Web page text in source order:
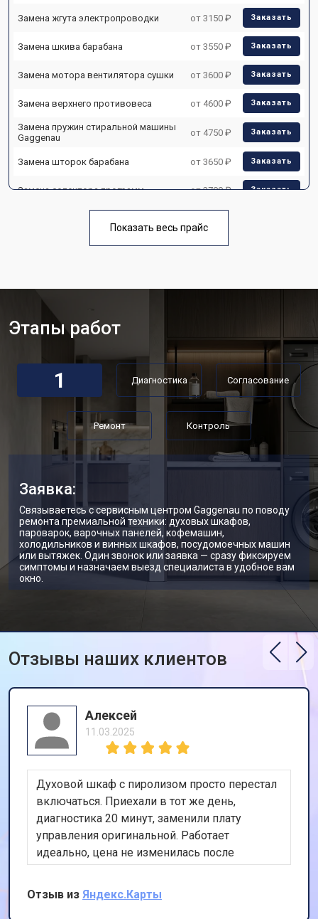
Замена жгута электропроводки от 3150 ₽ Заказать
Замена шкива барабана от 3550 ₽ Заказать
Замена мотора вентилятора сушки от 3600 ₽ Заказать
Замена верхнего противовеса от 4600 ₽ Заказать
Замена пружин стиральной машины
Gaggenau
от 4750 ₽ Заказать
Замена шторок барабана от 3650 ₽ Заказать
Замена селектора программ от 3700 ₽ Заказать
Замена опоры бака от 2800 ₽
Замена нижнего противовеса
Замена дозатора моющих средств
Ремонт или замена петли двери от 2000 ₽ Заказать
Ремонт или замена патрубка от 3250 ₽ Заказать
Ремонт платы управления
(восстановление)
от 2450 ₽
Корпусный ремонт (замена резинок,
креплений, кнопок)
от 1850 ₽ Заказать
Заказать
Gaggenau
от 3100 ₽ Заказать
Замена подшипников от 2800 ₽
Замена мотора стиральной машины
Gaggenau
от 3800 ₽ Заказать
Gaggenau
Замена блока управления от 3600 ₽ Заказать
Замена заливного шланга
Замена прессостата
Замена сливного насоса от 3450 ₽ Заказать
Замена сливного шланга от 2100 ₽
Замена циркуляционного насоса от 3800 ₽
Замена УБЛ стиральной машины
Gaggenau
от 2100 ₽
Показать весь прайс
Этапы работ
1 Диагностика Согласование
Ремонт Контроль
Заявка:
Связываетесь с сервисным центром Gaggenau по поводу
ремонта премиальной техники: духовых шкафов,
пароварок, варочных панелей, кофемашин,
холодильников и винных шкафов, посудомоечных машин
или вытяжек. Один звонок или заявка — сразу фиксируем
симптомы и назначаем выезд специалиста в удобное вам
окно.
Отзывы наших клиентов
Алексей
11.03.2025
Духовой шкаф с пиролизом просто перестал
включаться. Приехали в тот же день,
диагностика 20 минут, заменили плату
управления оригинальной. Работает
идеально, цена не изменилась после
осмотра. Очень доволен скоростью и
качеством.
Отзыв из Яндекс.Карты